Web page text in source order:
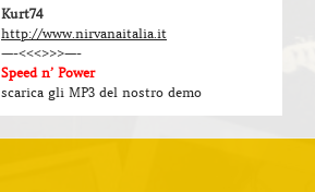
Kurt74
http://www.nirvanaitalia.it
—-<<<>>>—-
Speed n’ Power
scarica gli MP3 del nostro demo